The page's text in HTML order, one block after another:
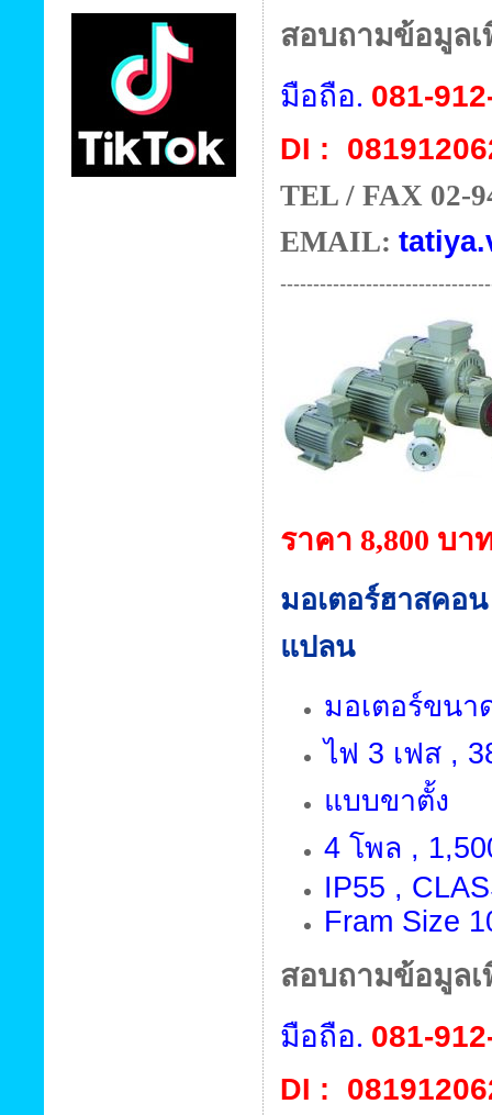
สอบถามข้อมูลเ
มือถือ. 081-
DI :
TEL / FAX 02-
EMAIL: tatiya.
ราคา 8,800 บา
มอเตอร์ฮาสคอ
แปลน
มอเตอร์ขนา
ไฟ 3 เฟส ,
แบบขาตั้ง
4 โพล ,
IP55 ,
Fram Size
สอบถามข้อมูลเ
มือถือ. 081-
DI :